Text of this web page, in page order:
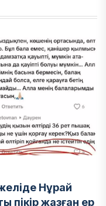
Нұрай
пікір жазған ер